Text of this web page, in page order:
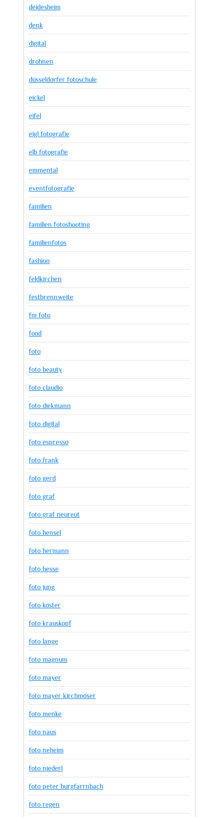
deidesheim
denk
digital
drohnen
düsseldorfer fotoschule
eickel
eifel
eigl fotografie
elb fotografie
emmental
eventfotografie
familien
familien fotoshooting
familienfotos
fashion
feldkirchen
festbrennweite
fm foto
food
foto
foto beauty
foto claudio
foto diekmann
foto digital
foto espresso
foto frank
foto gerd
foto graf
foto graf neureut
foto hensel
foto hermann
foto hesse
foto jung
foto köster
foto krauskopf
foto lange
foto magnum
foto mayer
foto mayer kirchmöser
foto menke
foto naus
foto neheim
foto niederl
foto peter burgfarrnbach
foto regen